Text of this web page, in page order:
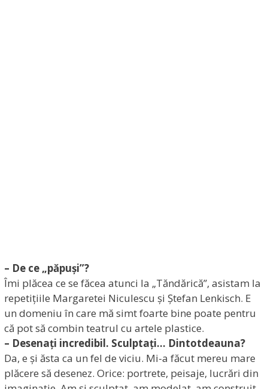
– De ce „păpuși”?
Îmi plăcea ce se făcea atunci la „Tăndărică”, asistam la
repetițiile Margaretei Niculescu și Ștefan Lenkisch. E
un domeniu în care mă simt foarte bine poate pentru
că pot să combin teatrul cu artele plastice.
– Desenați incredibil. Sculptați… Dintotdeauna?
Da, e și ăsta ca un fel de viciu. Mi-a făcut mereu mare
plăcere să desenez. Orice: portrete, peisaje, lucrări din